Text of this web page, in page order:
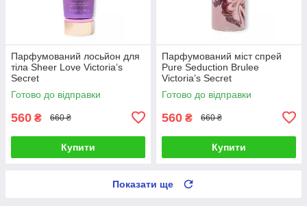
Парфумований лосьйон для
тіла Sheer Love Victoria’s
Secret
Готово до відправки
560 ₴ 660 ₴
Купити
Парфумований міст спрей
Pure Seduction Brulee
Victoria’s Secret
Готово до відправки
560 ₴ 660 ₴
Купити
Показати ще